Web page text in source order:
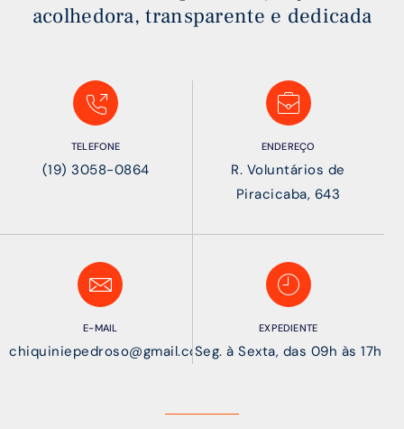
acolhedora, transparente e dedicada
TELEFONE
(19) 3058-0864
ENDEREÇO
R. Voluntários de
Piracicaba, 643
E-MAIL
chiquiniepedroso@gmail.com
EXPEDIENTE
Seg. à Sexta, das 09h às 17h